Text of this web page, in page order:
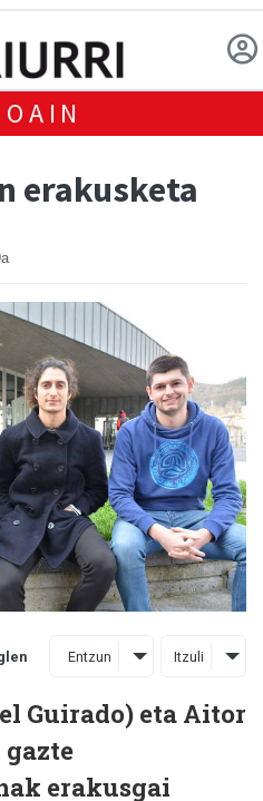
erakusketa
Entzun Itzuli
Guirado) eta Aitor
erakusgai